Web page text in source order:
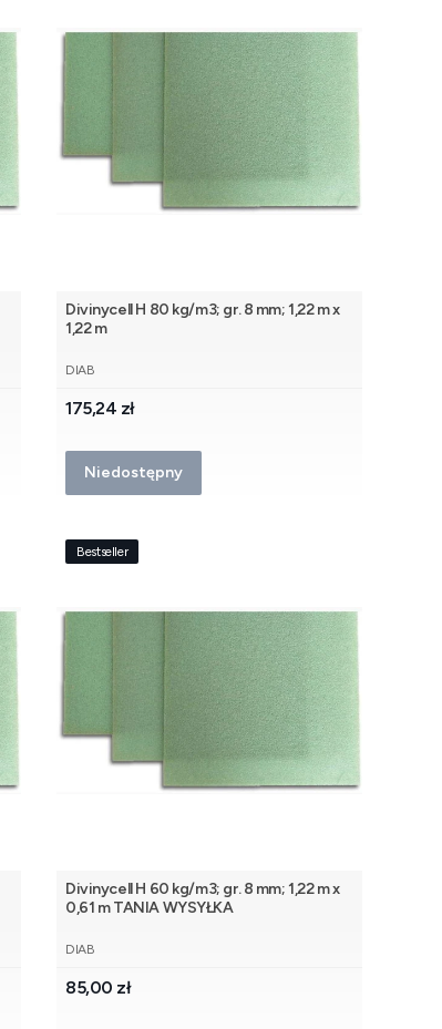
Divinycell H 80 kg/m3; gr. 8 mm; 1,22 m x
1,22 m
PRODUCENT
DIAB
Cena
175,24 zł
Niedostępny
Bestseller
Divinycell H 60 kg/m3; gr. 8 mm; 1,22 m x
0,61 m TANIA WYSYŁKA
PRODUCENT
DIAB
Cena
85,00 zł